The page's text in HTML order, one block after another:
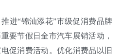
进“锦汕添花”市级促消费品牌
要节假日全市汽车展销活动，
促消费活动。优化消费品以旧